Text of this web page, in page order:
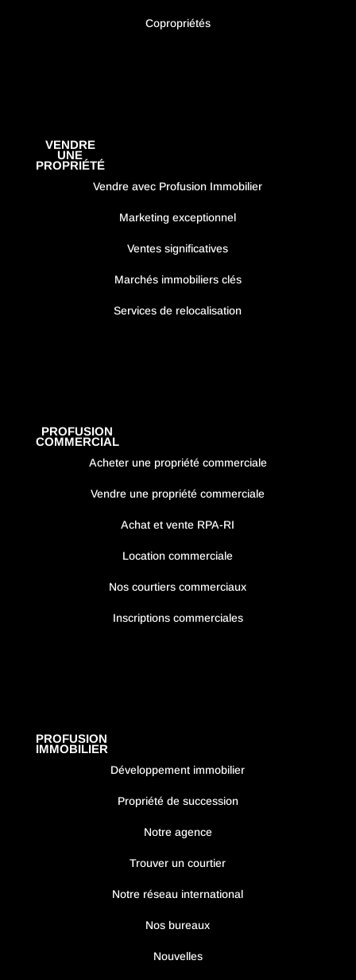
Copropriétés
VENDRE
UNE
PROPRIÉTÉ
Vendre avec Profusion Immobilier
Marketing exceptionnel
Ventes significatives
Marchés immobiliers clés
Services de relocalisation
PROFUSION
COMMERCIAL
Acheter une propriété commerciale
Vendre une propriété commerciale
Achat et vente RPA-RI
Location commerciale
Nos courtiers commerciaux
Inscriptions commerciales
PROFUSION
IMMOBILIER
Développement immobilier
Propriété de succession
Notre agence
Trouver un courtier
Notre réseau international
Nos bureaux
Nouvelles